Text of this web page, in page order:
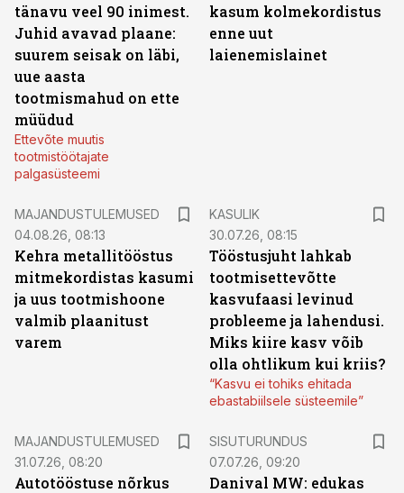
tänavu veel 90 inimest.
Juhid avavad plaane:
suurem seisak on läbi,
uue aasta
tootmismahud on ette
müüdud
Ettevõte muutis
tootmistöötajate
palgasüsteemi
kasum kolmekordistus
enne uut
laienemislainet
MAJANDUSTULEMUSED
04.08.26, 08:13
Kehra metallitööstus
mitmekordistas kasumi
ja uus tootmishoone
valmib plaanitust
varem
KASULIK
30.07.26, 08:15
Tööstusjuht lahkab
tootmisettevõtte
kasvufaasi levinud
probleeme ja lahendusi.
Miks kiire kasv võib
olla ohtlikum kui kriis?
“Kasvu ei tohiks ehitada
ebastabiilsele süsteemile”
MAJANDUSTULEMUSED
31.07.26, 08:20
Autotööstuse nõrkus
SISUTURUNDUS
07.07.26, 09:20
Danival MW: edukas